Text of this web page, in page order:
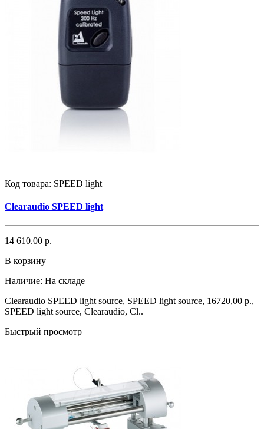
Код товара: SPEED light
Clearaudio SPEED light
14 610.00 р.
В корзину
Наличие: На складе
Clearaudio SPEED light source, SPEED light source, 16720,00 р.,
SPEED light source, Clearaudio, Cl..
Быстрый просмотр